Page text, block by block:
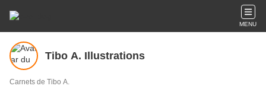
MENU
Tibo A. Illustrations
Carnets de Tibo A.